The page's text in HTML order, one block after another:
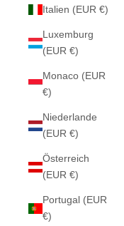
Italien (EUR €)
Luxemburg
(EUR €)
Monaco (EUR
€)
Niederlande
(EUR €)
Österreich
(EUR €)
Portugal (EUR
€)